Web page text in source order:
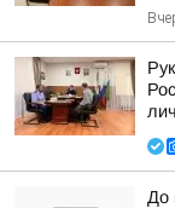
До